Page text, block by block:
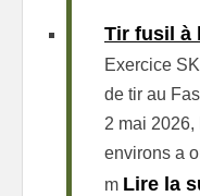
Tir fusil à
Exercice
de tir au
2 mai 2026,
environs a
m Lire la